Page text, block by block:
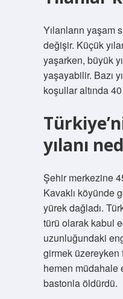
Yılanların yaşam
değişir. Küçük
yaşarken, büyük
yaşayabilir. Bazı
koşullar altında
yılanı
Şehir merkezine
Kavaklı köyünde
yürek dağladı.
türü olarak kabul
uzunluğundaki
girmek
hemen müdahale
bastonla öldürdü.